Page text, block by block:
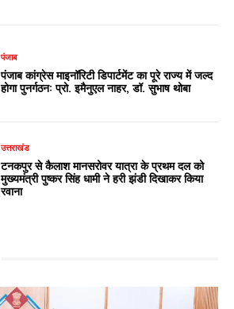
पंजाब
पंजाब कांग्रेस माइनॉरिटी डिपार्टमेंट का पूरे राज्य में जल्द
होगा पुनर्गठन: प्रो. इमैनुएल नाहर, डॉ. सुभाष थोबा
उत्तराखंड
टनकपुर से कैलाश मानसरोवर यात्रा के प्रथम दल को
मुख्यमंत्री पुष्कर सिंह धामी ने हरी झंडी दिखाकर किया
रवाना